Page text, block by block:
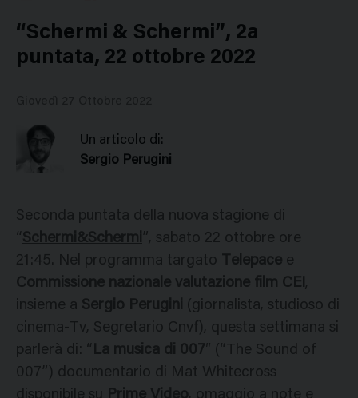
Plus
“Schermi & Schermi”, 2a
puntata, 22 ottobre 2022
Un articolo di:
Sergio Perugini
Seconda puntata della nuova stagione di
“Schermi&Schermi”, sabato 22 ottobre ore
21:45. Nel programma targato
Telepace e
Commissione nazionale valutazione film CEI,
insieme a Sergio Perugini (giornalista, studioso di
cinema-Tv, Segretario Cnvf), questa settimana si
parlerà di: “ La musica di 007 ″ (“The Sound of
007”) documentario di Mat Whitecross